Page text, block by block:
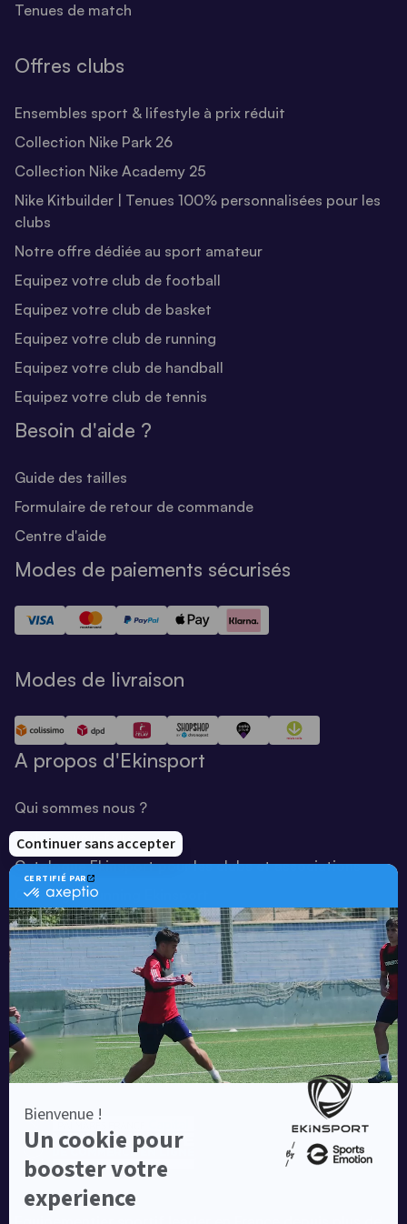
Tenues de match
Offres clubs
Ensembles sport & lifestyle à prix réduit
Collection Nike Park 26
Collection Nike Academy 25
Nike Kitbuilder | Tenues 100% personnalisées pour les
clubs
Notre offre dédiée au sport amateur
Equipez votre club de football
Equipez votre club de basket
Equipez votre club de running
Equipez votre club de handball
Equipez votre club de tennis
Besoin d'aide ?
Guide des tailles
Formulaire de retour de commande
Centre d'aide
Modes de paiements sécurisés
Modes de livraison
A propos d'Ekinsport
Qui sommes nous ?
Notre savoir-faire
Catalogue Ekinsport pour les clubs et associations
Catalogue running Ekinsport
Blog
Une société de :